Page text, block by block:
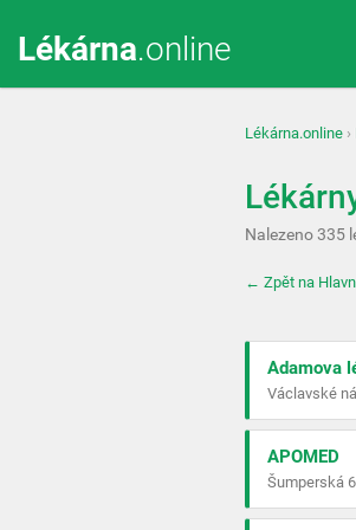
Lékárna.online
Lékárna.online ›
Nalezeno 335
← Zpět na
Adamova
Václavské
APOMED
Šumperská